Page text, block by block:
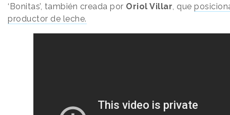
‘Bonitas’, también creada por Oriol Villar, que
productor de leche.